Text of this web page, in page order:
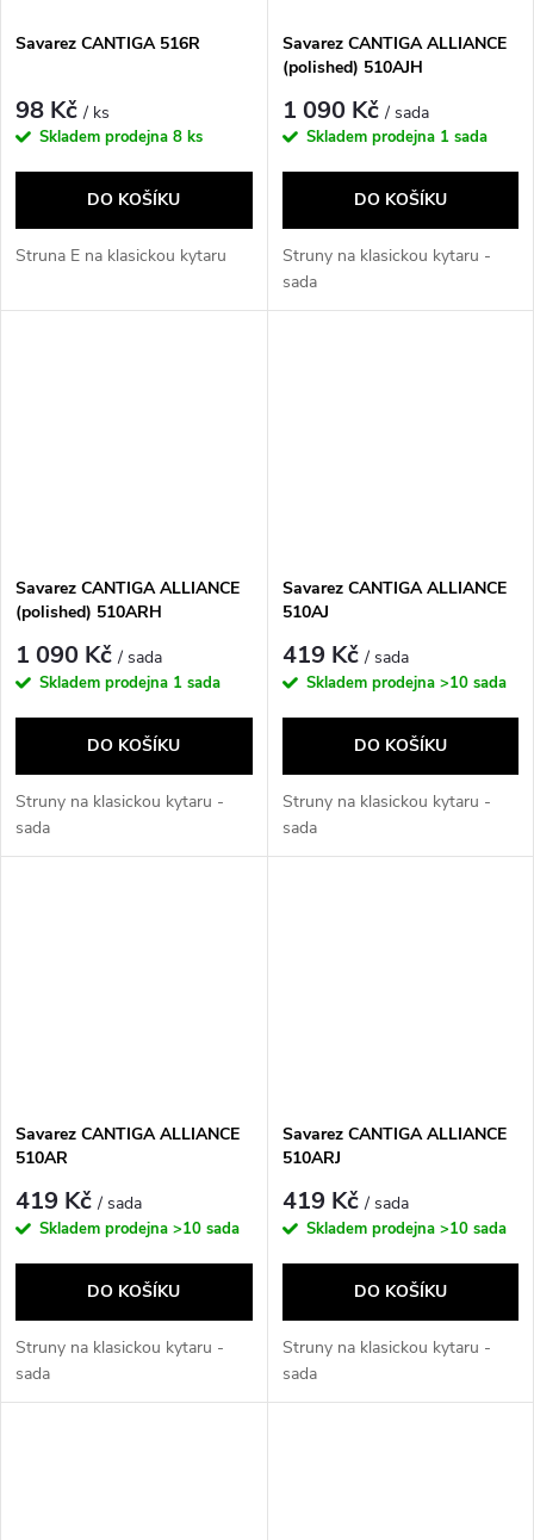
Savarez CANTIGA 516R
98 Kč/ ks
Skladem prodejna 8 ks
DO KOŠÍKU
Struna E na klasickou kytaru
Savarez CANTIGA ALLIANCE
(polished) 510AJH
1 090 Kč/ sada
Skladem prodejna 1 sada
DO KOŠÍKU
Struny na klasickou kytaru -
sada
Savarez CANTIGA ALLIANCE
(polished) 510ARH
1 090 Kč/ sada
Skladem prodejna 1 sada
DO KOŠÍKU
Struny na klasickou kytaru -
sada
Savarez CANTIGA ALLIANCE
510AJ
419 Kč/ sada
Skladem prodejna >10 sada
DO KOŠÍKU
Struny na klasickou kytaru -
sada
Savarez CANTIGA ALLIANCE
510AR
419 Kč/ sada
Skladem prodejna >10 sada
DO KOŠÍKU
Struny na klasickou kytaru -
sada
Savarez CANTIGA ALLIANCE
510ARJ
419 Kč/ sada
Skladem prodejna >10 sada
DO KOŠÍKU
Struny na klasickou kytaru -
sada